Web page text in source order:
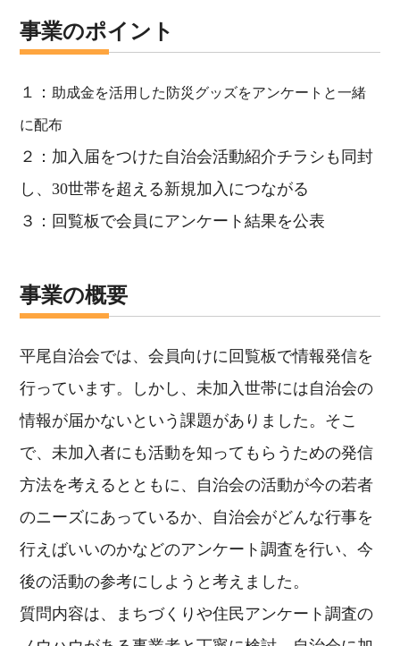
事業のポイント
１：助成金を活用した防災グッズをアンケートと一緒
に配布
２：加入届をつけた自治会活動紹介チラシも同封
し、30世帯を超える新規加入につながる
３：回覧板で会員にアンケート結果を公表
事業の概要
平尾自治会では、会員向けに回覧板で情報発信を
行っています。しかし、未加入世帯には自治会の
情報が届かないという課題がありました。そこ
で、未加入者にも活動を知ってもらうための発信
方法を考えるとともに、自治会の活動が今の若者
のニーズにあっているか、自治会がどんな行事を
行えばいいのかなどのアンケート調査を行い、今
後の活動の参考にしようと考えました。
質問内容は、まちづくりや住民アンケート調査の